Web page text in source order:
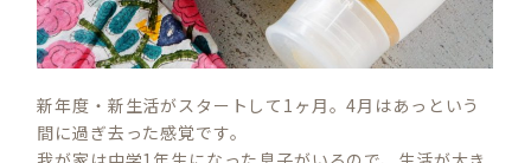
新年度・新生活がスタートして1ヶ月。4月はあっという
間に過ぎ去った感覚です。